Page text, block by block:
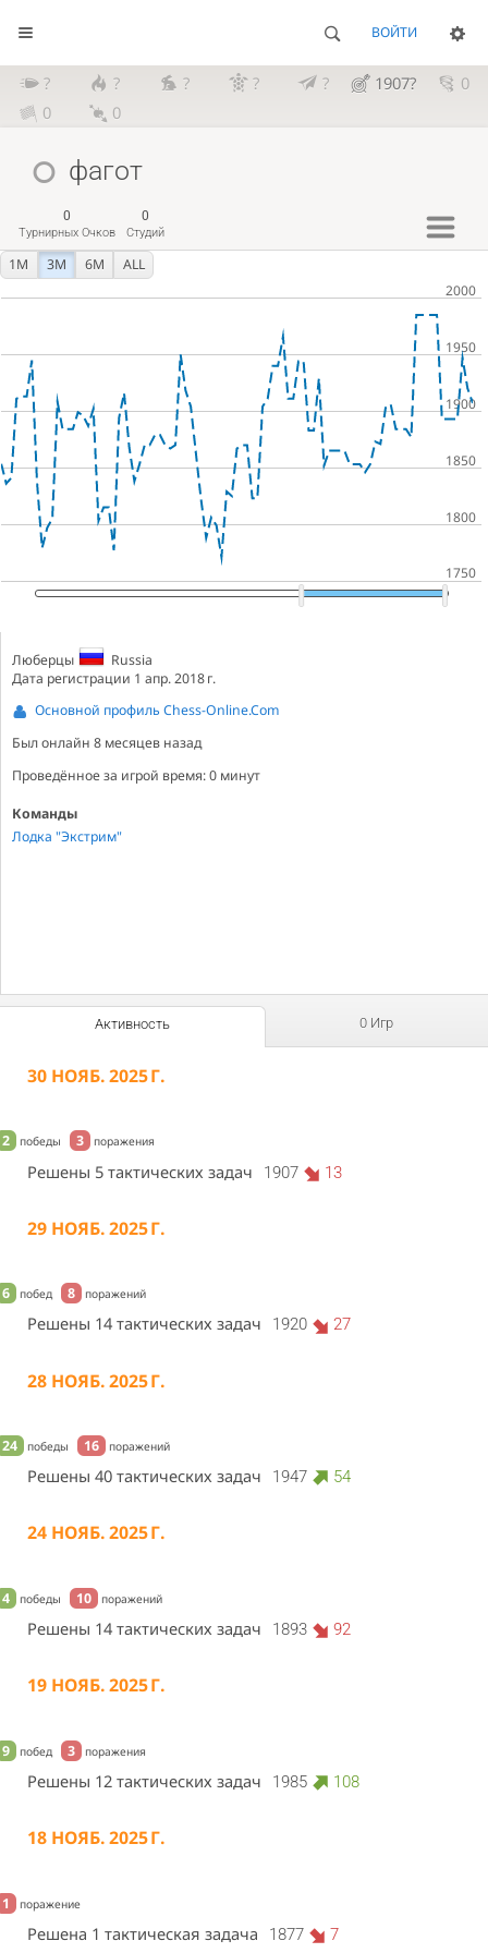
ВОЙТИ
? ? ? ? ? 1907?
0
0
0
фагот
0
Турнирных Очков
0
Студий
1M 3M 6M ALL
Люберцы
Russia
Дата регистрации 1 апр. 2018 г.
Основной профиль Chess-Online.Com
Был онлайн 8 месяцев назад
Проведённое за игрой время: 0 минут
Команды
Лодка "Экстрим"
Активность 0 Игр
30 НОЯБ. 2025 Г.
2 победы 3 поражения
Решены 5 тактических задач 1907 13
29 НОЯБ. 2025 Г.
6 побед 8 поражений
Решены 14 тактических задач 1920 27
28 НОЯБ. 2025 Г.
24 победы 16 поражений
Решены 40 тактических задач 1947 54
24 НОЯБ. 2025 Г.
4 победы 10 поражений
Решены 14 тактических задач 1893 92
19 НОЯБ. 2025 Г.
9 побед 3 поражения
Решены 12 тактических задач 1985 108
18 НОЯБ. 2025 Г.
1 поражение
Решена 1 тактическая задача 1877 7